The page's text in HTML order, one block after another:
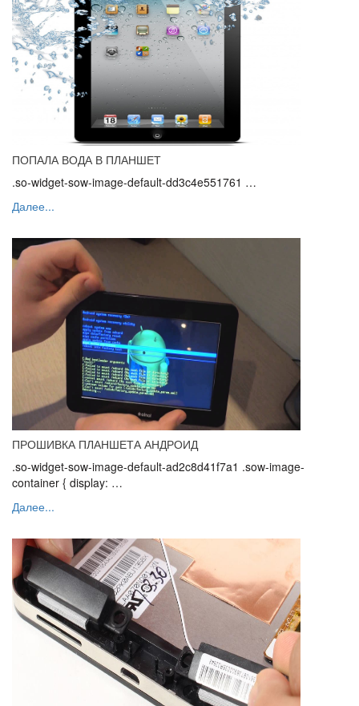
ПОПАЛА ВОДА В ПЛАНШЕТ
.so-widget-sow-image-default-dd3c4e551761 …
Далее...
ПРОШИВКА ПЛАНШЕТА АНДРОИД
.so-widget-sow-image-default-ad2c8d41f7a1 .sow-image-
container { display: …
Далее...